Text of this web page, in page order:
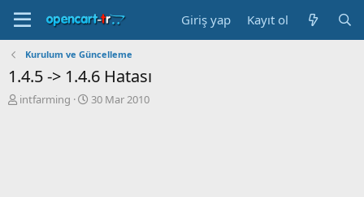
Giriş yap Kayıt ol
Kurulum ve Güncelleme
1.4.5 -> 1.4.6 Hatası
K
intfarming
B
30 Mar 2010